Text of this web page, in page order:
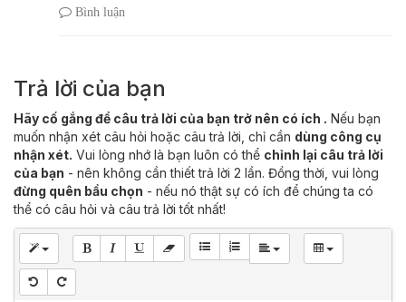
Bình luận
Trả lời của bạn
Hãy cố gắng để câu trả lời của bạn trở nên có ích . Nếu bạn
muốn nhận xét câu hỏi hoặc câu trả lời, chỉ cần dùng công cụ
nhận xét. Vui lòng nhớ là bạn luôn có thể chỉnh lại câu trả lời
của bạn - nên không cần thiết trả lời 2 lần. Đồng thời, vui lòng
đừng quên bầu chọn - nếu nó thật sự có ích để chúng ta có
thể có câu hỏi và câu trả lời tốt nhất!